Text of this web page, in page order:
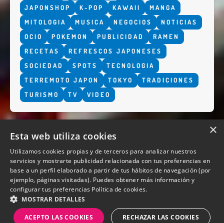
JAPONSHOP
K-POP KAWAII
MANGA
MITOLOGIA
MUSICA NEGOCIOS
NOTICIAS
OCIO
POKEMON PUBLICIDAD
RAMEN
RECETAS
REFRESCOS JAPONESES
SOCIEDAD
SPOTS
TECNOLOGIA
TERREMOTO JAPON
TOKYO
TRADICIONES
TURISMO
TV VIDEO
QUIENES SOMOS
×
Esta web utiliza cookies
Utilizamos cookies propias y de terceros para analizar nuestros
servicios y mostrarte publicidad relacionada con tus preferencias en
base a un perfil elaborado a partir de tus hábitos de navegación (por
ejemplo, páginas visitadas). Puedes obtener más información y
configurar tus preferencias Política de cookies.
MOSTRAR DETALLES
ACEPTO LAS COOKIES RECHAZAR LAS COOKIES